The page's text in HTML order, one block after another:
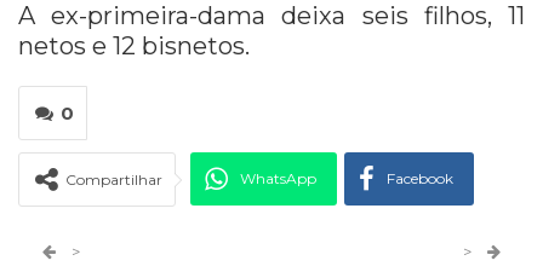
A ex-primeira-dama deixa seis filhos, 11
netos e 12 bisnetos.
0
Compartilhar WhatsApp Facebook
> >